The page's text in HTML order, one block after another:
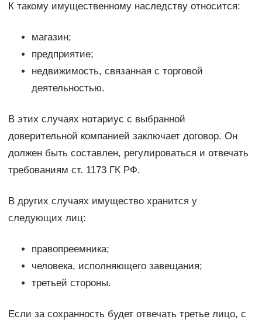
К такому имущественному наследству относится:
магазин;
предприятие;
недвижимость, связанная с торговой
деятельностью.
В этих случаях нотариус с выбранной
доверительной компанией заключает договор. Он
должен быть составлен, регулироваться и отвечать
требованиям ст. 1173 ГК РФ.
В других случаях имущество хранится у
следующих лиц:
правопреемника;
человека, исполняющего завещания;
третьей стороны.
Если за сохранность будет отвечать третье лицо, с